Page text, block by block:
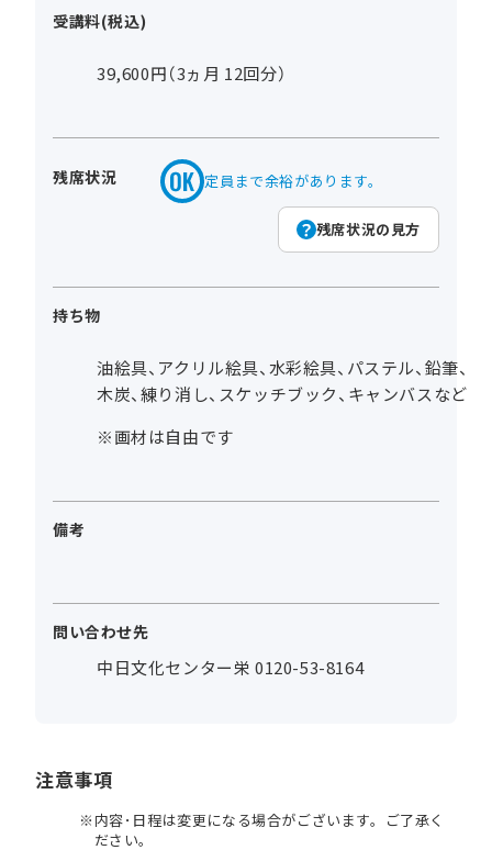
受講料(税込)
39,600円（3ヵ月 12回分）
残席状況 定員まで余裕があります。
残席状況の見方
持ち物
油絵具、アクリル絵具、水彩絵具、パステル、鉛筆、
木炭、練り消し、スケッチブック、キャンバスなど
※画材は自由です
備考
問い合わせ先
中日文化センター栄 0120-53-8164
注意事項
内容･日程は変更になる場合がございます。ご了承く
ださい。